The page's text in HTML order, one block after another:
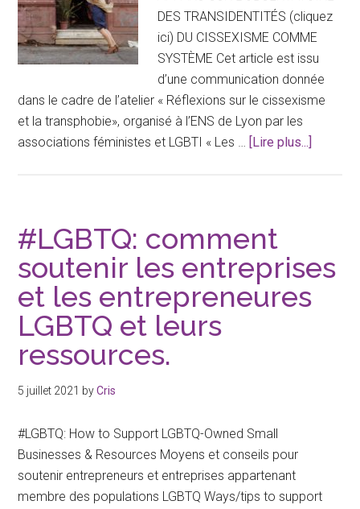
DES TRANSIDENTITÉS (cliquez
ici) DU CISSEXISME COMME
SYSTÈME Cet article est issu
d’une communication donnée
dans le cadre de l’atelier « Réflexions sur le cissexisme
et la transphobie», organisé à l’ENS de Lyon par les
associations féministes et LGBTI « Les … [Lire plus...]
#LGBTQ: comment
soutenir les entreprises
et les entrepreneures
LGBTQ et leurs
ressources.
5 juillet 2021 byCris
#LGBTQ: How to Support LGBTQ-Owned Small
Businesses & Resources Moyens et conseils pour
soutenir entrepreneurs et entreprises appartenant
membre des populations LGBTQ Ways/tips to support